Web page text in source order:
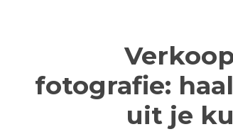
fotografie:
uit je